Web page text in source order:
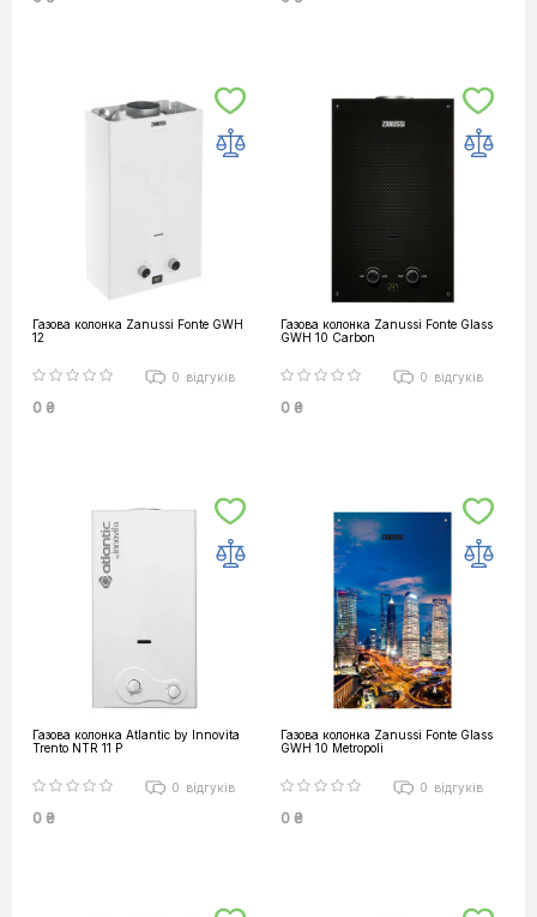
Газова колонка Zanussi Fonte GWH
12
0 відгуків
0 ₴
Газова колонка Zanussi Fonte Glass
GWH 10 Carbon
0 відгуків
0 ₴
Газова колонка Atlantic by Innovita
Trento NTR 11 P
0 відгуків
0 ₴
Газова колонка Zanussi Fonte Glass
GWH 10 Metropoli
0 відгуків
0 ₴